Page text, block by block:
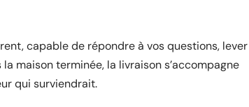
capable de répondre à vos questions, lever
maison terminée, la livraison s’accompagne
qui surviendrait.